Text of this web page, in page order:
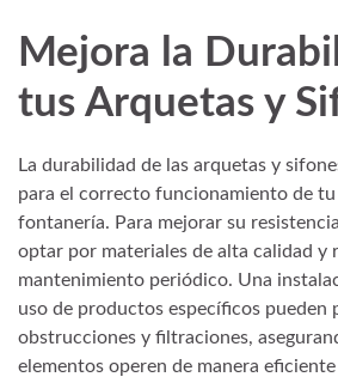
Mejora la
tus Arquetas y
La durabilidad de las arquetas y
para el correcto funcionamiento de tu
fontanería. Para mejorar su
optar por materiales de alta calidad y
mantenimiento periódico. Una
uso de productos específicos pueden
obstrucciones y filtraciones,
elementos operen de manera